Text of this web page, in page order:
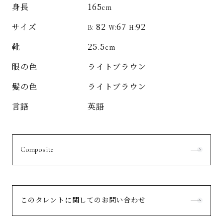
身長 165cm
サイズ B: 82 W:67 H:92
靴 25.5cm
眼の色 ライトブラウン
髪の色 ライトブラウン
言語 英語
Composite
このタレントに関してのお問い合わせ